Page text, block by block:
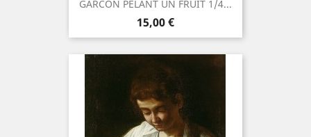
GARCON PELANT UN FRUIT 1/4...
Prix
15,00 €